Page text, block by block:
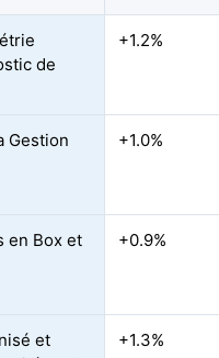
de
+1.2%
Gestion
+1.0%
en Box et
+0.9%
et
+1.3%